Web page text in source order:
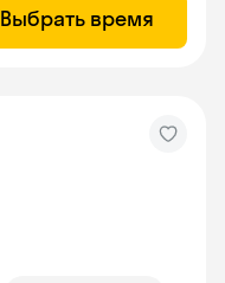
Выбрать время